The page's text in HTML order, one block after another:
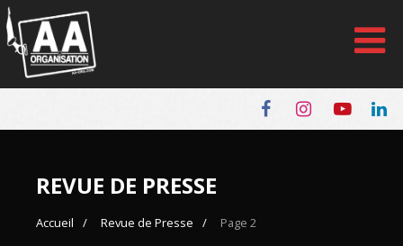
Panneau de gestion des cookies
REVUE DE PRESSE
Accueil Revue de Presse Page 2